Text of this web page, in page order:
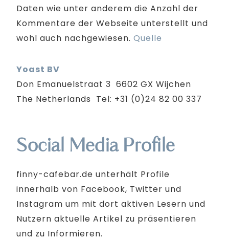
Daten wie unter anderem die Anzahl der
Kommentare der Webseite unterstellt und
wohl auch nachgewiesen. Quelle
Yoast BV
Don Emanuelstraat 3 6602 GX Wijchen
The Netherlands Tel: +31 (0)24 82 00 337
Social Media Profile
finny-cafebar.de unterhält Profile
innerhalb von Facebook, Twitter und
Instagram um mit dort aktiven Lesern und
Nutzern aktuelle Artikel zu präsentieren
und zu Informieren.